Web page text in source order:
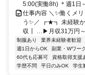
5:00(実働8h) ＊週1日
仕事内容 ＼✨働くメ
う✨／ ┏★┓ 未経験
収┃ …▶月収31万円～
制服あり 業界未経験者歓迎
週1日からOK
副業・Wワー
60代も応募可
資格取得支援
学歴不問
平日のみOK 学生